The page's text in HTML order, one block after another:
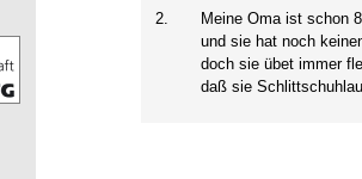
2.
Meine Oma ist schon
und sie hat noch
doch sie übet immer
daß sie